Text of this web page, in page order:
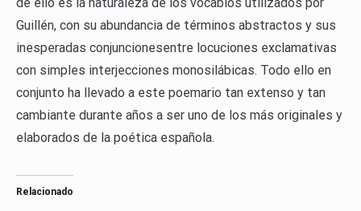
de ello es la naturaleza de los vocablos utilizados por
Guillén, con su abundancia de términos abstractos y sus
inesperadas conjuncionesentre locuciones exclamativas
con simples interjecciones monosilábicas. Todo ello en
conjunto ha llevado a este poemario tan extenso y tan
cambiante durante años a ser uno de los más originales y
elaborados de la poética española.
Relacionado